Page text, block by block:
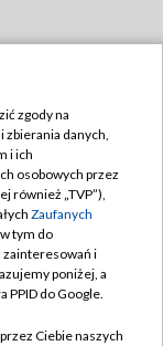
zgody na
zbierania danych,
i ich
osobowych przez
również „TVP”),
Zaufanych
tym do
zainteresowań i
poniżej, a
PPID do Google.
Ciebie naszych